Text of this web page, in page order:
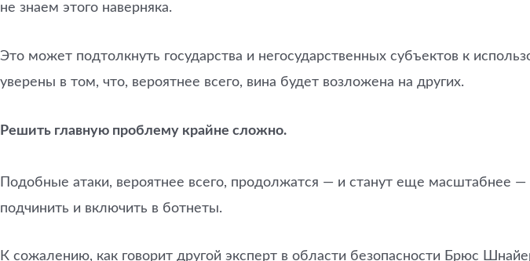
не знаем этого наверняка.
Это может подтолкнуть государства и негосударственных субъектов к
уверены в том, что, вероятнее всего, вина будет возложена на других.
Решить главную проблему крайне сложно.
Подобные атаки, вероятнее всего, продолжатся — и станут еще масштабнее
подчинить и включить в ботнеты.
К сожалению, как говорит другой эксперт в области безопасности Брюс